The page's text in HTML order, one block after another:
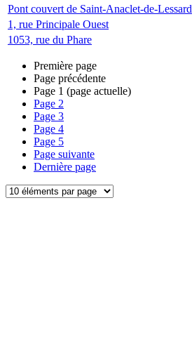
Pont couvert de Saint-Anaclet-de-Lessard
1, rue Principale Ouest
1053, rue du Phare
Première page
Page précédente
Page 1 (page actuelle)
Page 2
Page 3
Page 4
Page 5
Page suivante
Dernière page